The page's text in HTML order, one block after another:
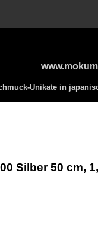
Unikate in
Silber 50 cm,